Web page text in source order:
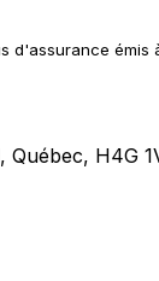
d'assurance émis
H4G